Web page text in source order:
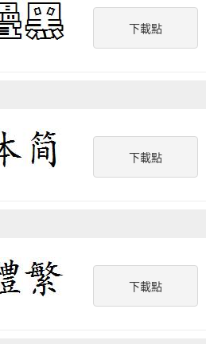
下載點
下載點
下載點